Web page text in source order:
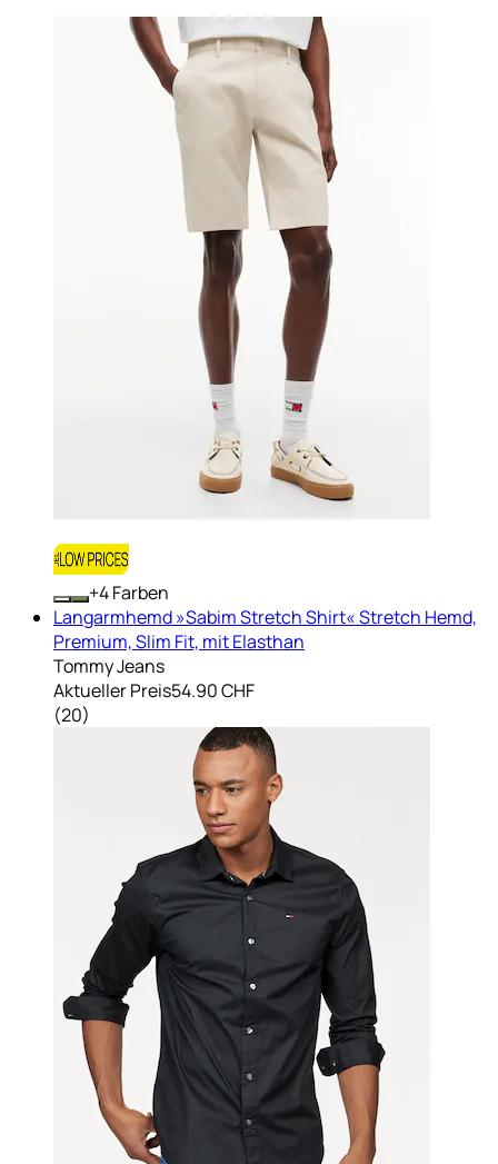
+ Farben
Langarmhemd »Sabim Stretch Shirt« Stretch Hemd,
Premium, Slim Fit, mit Elasthan
Tommy Jeans
Aktueller Preis54.90 CHF
(20)